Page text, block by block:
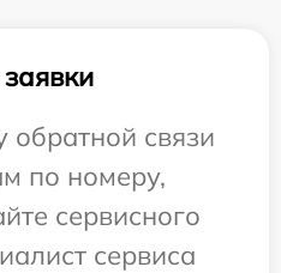
связи
по номеру,
сервисного
сервиса